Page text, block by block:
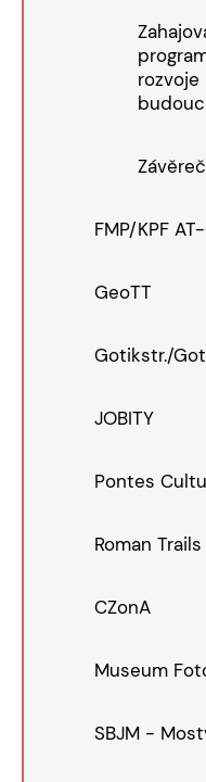
FMP/KPF
GeoTT
Gotikstr./
JOBITY
Pontes
Roman Trails
CZonA
Museum
SBJM -